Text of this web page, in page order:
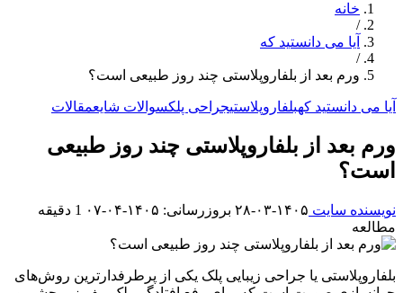
خانه
/
آیا می دانستید که
/
ورم بعد از بلفاروپلاستی چند روز طبیعی است؟
آیا می دانستید کهبلفاروپلاستیجراحی پلکسوالات شایعمقالات
ورم بعد از بلفاروپلاستی چند روز طبیعی
است؟
نویسنده سایت ۱۴۰۵-۰۳-۲۸ بروزرسانی: ۱۴۰۵-۰۴-۰۷
1 دقیقه
مطالعه
بلفاروپلاستی یا جراحی زیبایی پلک یکی از پرطرفدارترین روش‌های